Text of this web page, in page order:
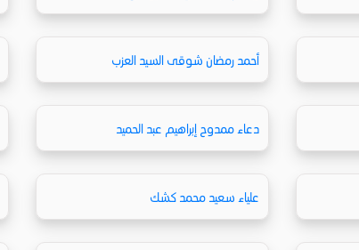
أحمد رمضان شوقى السيد العزب
دعاء ممدوح إبراهيم عبد الحميد
علياء سعيد محمد كشك